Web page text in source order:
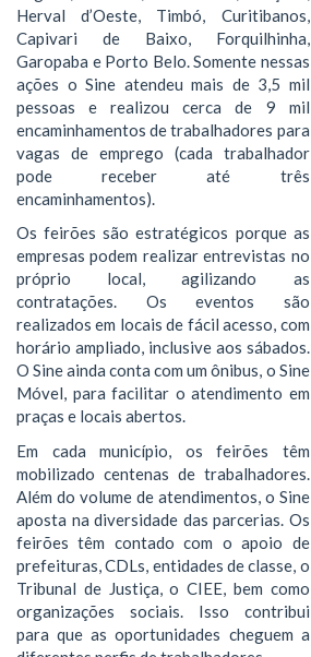
Herval d’Oeste, Timbó, Curitibanos,
Capivari de Baixo, Forquilhinha,
Garopaba e Porto Belo. Somente nessas
ações o Sine atendeu mais de 3,5 mil
pessoas e realizou cerca de 9 mil
encaminhamentos de trabalhadores para
vagas de emprego (cada trabalhador
pode receber até três
encaminhamentos).
Os feirões são estratégicos porque as
empresas podem realizar entrevistas no
próprio local, agilizando as
contratações. Os eventos são
realizados em locais de fácil acesso, com
horário ampliado, inclusive aos sábados.
O Sine ainda conta com um ônibus, o Sine
Móvel, para facilitar o atendimento em
praças e locais abertos.
Em cada município, os feirões têm
mobilizado centenas de trabalhadores.
Além do volume de atendimentos, o Sine
aposta na diversidade das parcerias. Os
feirões têm contado com o apoio de
prefeituras, CDLs, entidades de classe, o
Tribunal de Justiça, o CIEE, bem como
organizações sociais. Isso contribui
para que as oportunidades cheguem a